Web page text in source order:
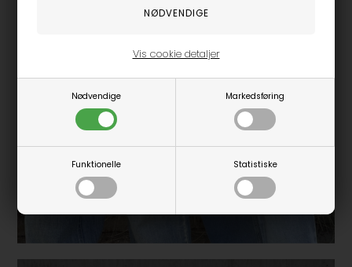
Nødvendige Markedsføring
Funktionelle Statistiske
Vis cookie detaljer